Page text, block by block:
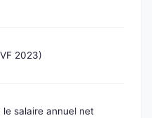
2023)
le salaire annuel net